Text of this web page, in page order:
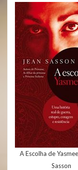
A Escolha de
Sasson